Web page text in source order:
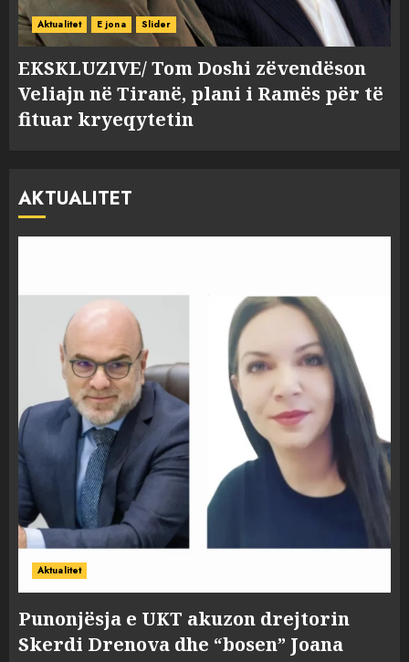
Aktualitet E jona Slider
EKSKLUZIVE/ Tom Doshi zëvendëson
Veliajn në Tiranë, plani i Ramës për të
fituar kryeqytetin
AKTUALITET
Aktualitet
Punonjësja e UKT akuzon drejtorin
Skerdi Drenova dhe “bosen” Joana